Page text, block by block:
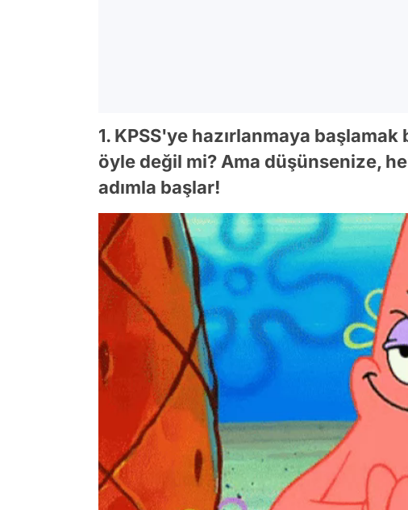
1. KPSS'ye hazırlanmaya
öyle değil mi? Ama düşünsenize,
adımla başlar!